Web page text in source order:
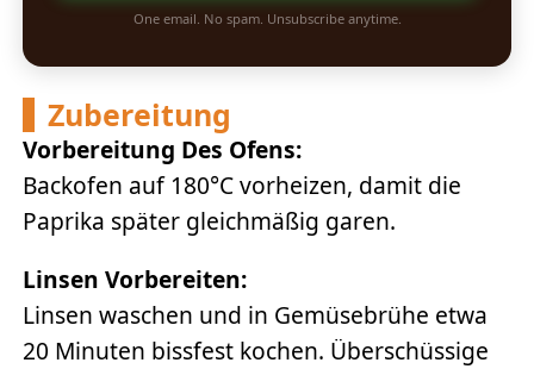
One email. No spam. Unsubscribe anytime.
Zubereitung
Vorbereitung Des Ofens:
Backofen auf 180°C vorheizen, damit die
Paprika später gleichmäßig garen.
Linsen Vorbereiten:
Linsen waschen und in Gemüsebrühe etwa
20 Minuten bissfest kochen. Überschüssige